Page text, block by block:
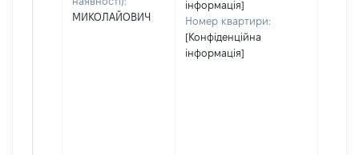
МИКОЛАЙОВИЧ
інформація]
Номер квартири:
[Конфіденційна
інформація]